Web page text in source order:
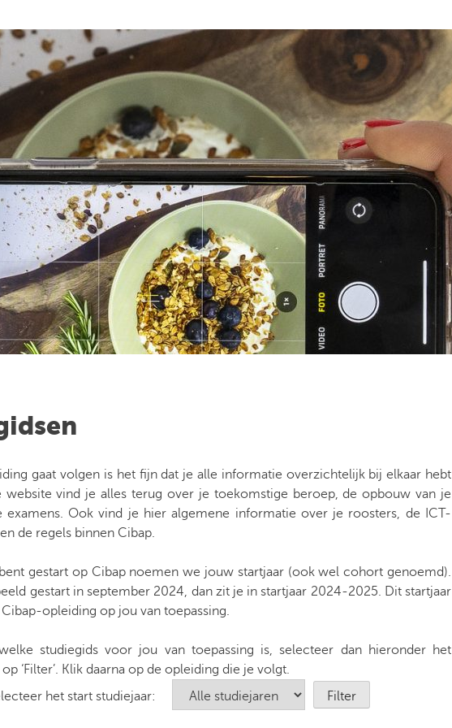
gaat volgen is het fijn dat je alle informatie overzichtelijk bij elkaar hebt
website vind je alles terug over je toekomstige beroep, de opbouw van je
examens. Ook vind je hier algemene informatie over je roosters, de ICT-
de regels binnen Cibap.
gestart op Cibap noemen we jouw startjaar (ook wel cohort genoemd).
gestart in september 2024, dan zit je in startjaar 2024-2025. Dit startjaar
opleiding op jou van toepassing.
studiegids voor jou van toepassing is, selecteer dan hieronder het
‘Filter’. Klik daarna op de opleiding die je volgt.
het start studiejaar: